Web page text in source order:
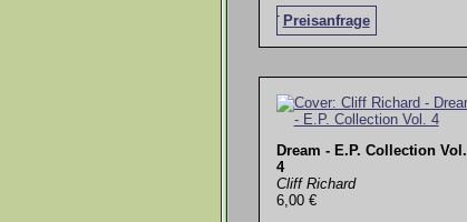
Preisanfrage
.
Dream - E.P. Collection Vol.
4
Cliff Richard
6,00 €